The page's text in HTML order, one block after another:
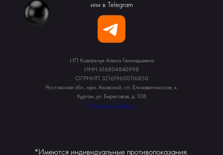
или в Telegram
ИП Ковальчук Алена Геннадьевна
ИНН 616804840998
ОГРНИП 321619600116850
Ростовская обл., мрн. Азовский, сп. Елизаветинское, х.
Курган, ул. Береговая, д. 108
Публичная Оферта
*Имеются индивидуальные противопоказания.